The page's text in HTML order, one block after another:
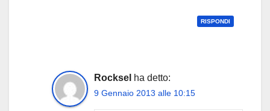
RISPONDI
Rocksel ha detto:
9 Gennaio 2013 alle 10:15